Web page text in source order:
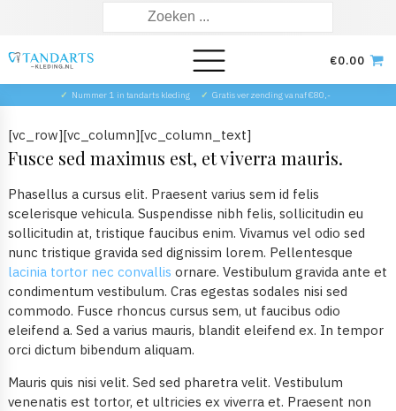
Zoeken
€0.00
✓ Nummer 1 in tandarts kleding ✓ Gratis verzending vanaf €80,-
[vc_row][vc_column][vc_column_text]
Fusce sed maximus est, et viverra mauris.
Phasellus a cursus elit. Praesent varius sem id felis
scelerisque vehicula. Suspendisse nibh felis, sollicitudin eu
sollicitudin at, tristique faucibus enim. Vivamus vel odio sed
nunc tristique gravida sed dignissim lorem. Pellentesque
lacinia tortor nec convallis ornare. Vestibulum gravida ante et
condimentum vestibulum. Cras egestas sodales nisi sed
commodo. Fusce rhoncus cursus sem, ut faucibus odio
eleifend a. Sed a varius mauris, blandit eleifend ex. In tempor
orci dictum bibendum aliquam.
Mauris quis nisi velit. Sed sed pharetra velit. Vestibulum
venenatis est tortor, et ultricies ex viverra et. Praesent non